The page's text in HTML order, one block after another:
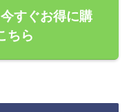
すぐお得に購
ちら